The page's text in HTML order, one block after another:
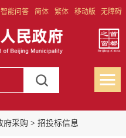
智能问答 简体 繁体 移动版 无障碍
府采购 > 招投标信息